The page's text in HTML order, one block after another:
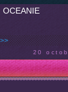
OCEANIE
20